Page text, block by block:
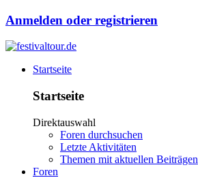
Anmelden oder registrieren
Startseite
Startseite
Direktauswahl
Foren durchsuchen
Letzte Aktivitäten
Themen mit aktuellen Beiträgen
Foren